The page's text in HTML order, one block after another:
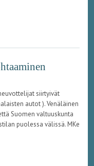
siirtyivät
autot ). Venäläinen
Suomen valtuuskunta
puolessa välissä. MKe